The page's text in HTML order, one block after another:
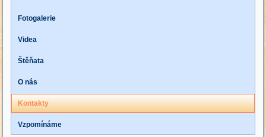
Fotogalerie
Videa
Štěňata
O nás
Kontakty
Vzpomínáme